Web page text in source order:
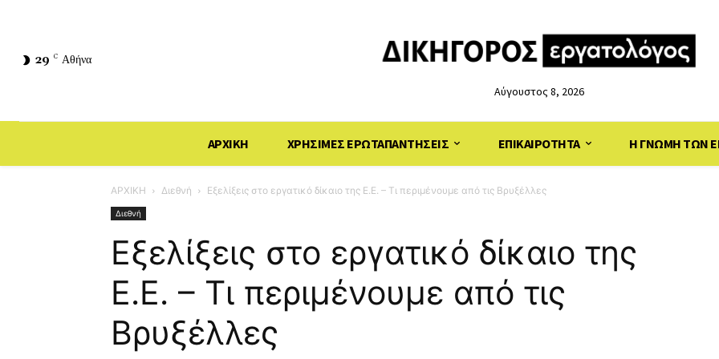
29 C Αθήνα
Αύγουστος 8, 2026
ΑΡΧΙΚΗ ΧΡΗΣΙΜΕΣ ΕΡΩΤΑΠΑΝΤΗΣΕΙΣ ΕΠΙΚΑΙΡΟΤΗΤΑ Η ΓΝΩΜΗ ΤΩΝ
ΑΡΧΙΚΗ Διεθνή Εξελίξεις στο εργατικό δίκαιο της Ε.Ε. – Τι περιμένουμε από τις Βρυξέλλες
Διεθνή
Εξελίξεις στο εργατικό δίκαιο της
Ε.Ε. – Τι περιμένουμε από τις
Βρυξέλλες